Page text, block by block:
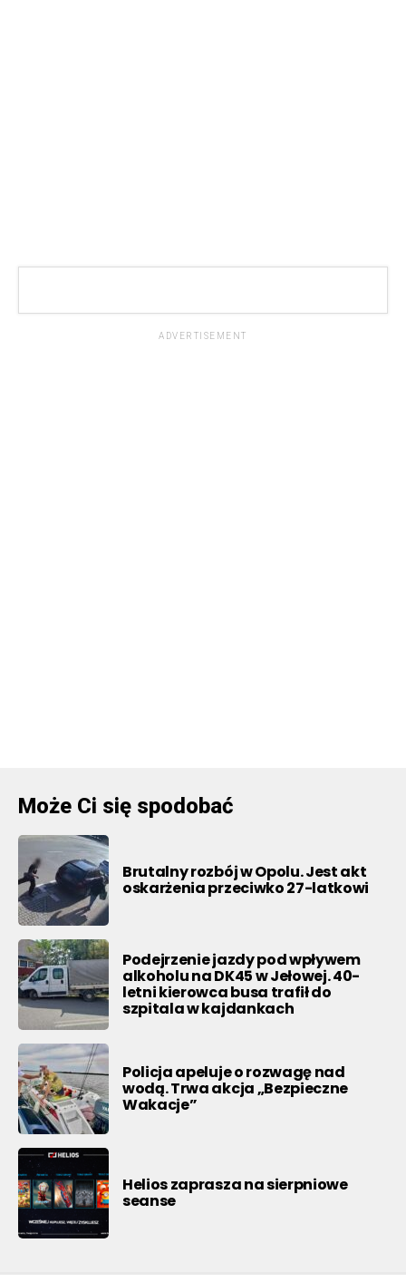
ADVERTISEMENT
Może Ci się spodobać
Brutalny rozbój w Opolu. Jest akt
oskarżenia przeciwko 27-latkowi
Podejrzenie jazdy pod wpływem
alkoholu na DK45 w Jełowej. 40-
letni kierowca busa trafił do
szpitala w kajdankach
Policja apeluje o rozwagę nad
wodą. Trwa akcja „Bezpieczne
Wakacje”
Helios zaprasza na sierpniowe
seanse